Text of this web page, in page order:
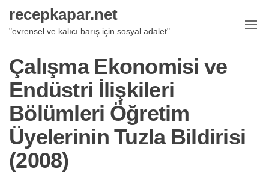
İçeriğe
geçrecepkapar.net
"evrensel ve kalıcı barış için sosyal adalet"
Çalışma Ekonomisi ve
Endüstri İlişkileri
Bölümleri Öğretim
Üyelerinin Tuzla Bildirisi
(2008)